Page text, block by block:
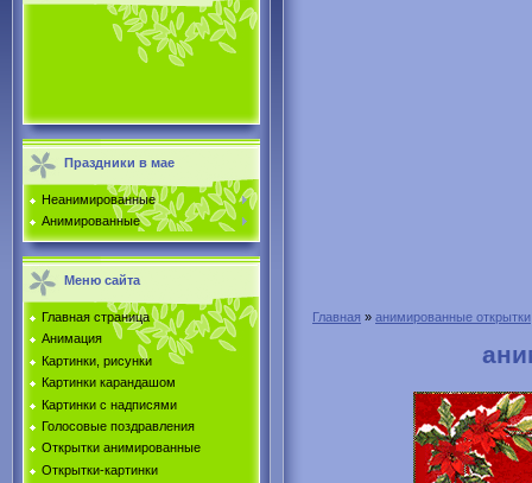
Праздники в мае
Неанимированные
Анимированные
Меню сайта
Главная страница
Анимация
Картинки, рисунки
Картинки карандашом
Картинки с надписями
Голосовые поздравления
Открытки анимированные
Открытки-картинки
Главная » анимированные открытки